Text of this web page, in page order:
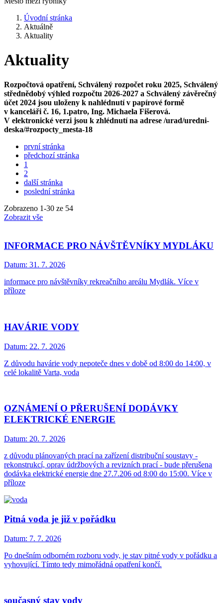
Úvodní stránka
Aktuálně
Aktuality
Aktuality
Rozpočtová opatření, Schválený rozpočet roku 2025, Schválený
střednědobý výhled rozpočtu 2026-2027 a Schválený závěrečný
účet 2024 jsou uloženy k nahlédnutí v papírové formě
v kanceláři č. 16, 1.patro, Ing. Michaela Fišerová.
V elektronické verzi jsou k zhlédnutí na adrese /urad/uredni-
deska/#rozpocty_mesta-18
první stránka
předchozí stránka
1
2
další stránka
poslední stránka
Zobrazeno 1-30 ze 54
Zobrazit vše
INFORMACE PRO NÁVŠTĚVNÍKY MYDLÁKU
Datum: 31. 7. 2026
informace pro návštěvníky rekreačního areálu Mydlák. Více v
příloze
HAVÁRIE VODY
Datum: 22. 7. 2026
Z důvodu havárie vody nepoteče dnes v době od 8:00 do 14:00, v
celé lokalitě Varta, voda
OZNÁMENÍ O PŘERUŠENÍ DODÁVKY
ELEKTRICKÉ ENERGIE
Datum: 20. 7. 2026
z důvodu plánovaných prací na zařízení distribuční soustavy -
rekonstrukcí, oprav údržbových a revizních prací - bude přerušena
dodávka elektrické energie dne 27.7.206 od 8:00 do 15:00. Více v
příloze
Pitná voda je již v pořádku
Datum: 7. 7. 2026
Po dnešním odborném rozboru vody, je stav pitné vody v pořádku a
vyhovující. Tímto tedy mimořádná opatření končí.
současný stav vody